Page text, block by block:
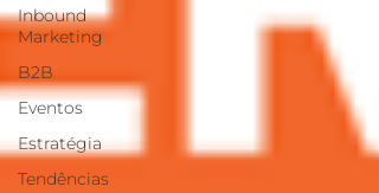
Inbound
Marketing
B2B
Eventos
Estratégia
Tendências